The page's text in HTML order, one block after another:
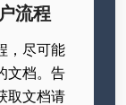
流程
，尽可能
文档。告
取文档请